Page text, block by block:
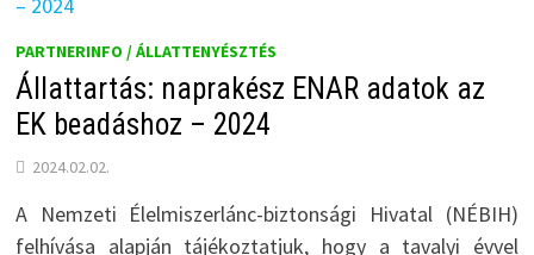
PARTNERINFO / ÁLLATTENYÉSZTÉS
Állattartás: naprakész ENAR adatok az
EK beadáshoz – 2024
2024.02.02.
A Nemzeti Élelmiszerlánc-biztonsági Hivatal (NÉBIH)
felhívása alapján tájékoztatjuk, hogy a tavalyi évvel